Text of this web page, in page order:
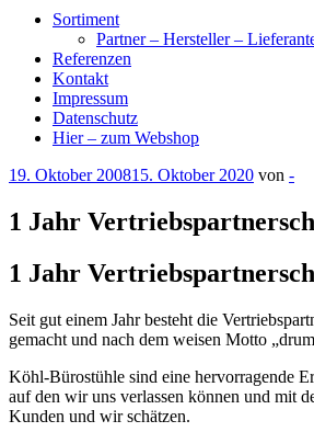
Sortiment
Partner – Hersteller –
Referenzen
Kontakt
Impressum
Datenschutz
Hier – zum Webshop
Veröffentlicht
19. Oktober 200815. Oktober 2020 von -
1 Jahr
1 Jahr
Seit gut einem Jahr besteht die
gemacht und nach dem weisen Motto
Köhl-Bürostühle sind eine hervorragende
auf den wir uns verlassen können und mit
Kunden und wir schätzen.